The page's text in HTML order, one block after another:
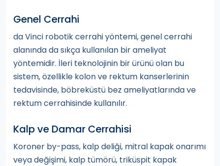
Genel Cerrahi
da Vinci robotik cerrahi yöntemi, genel cerrahi
alanında da sıkça kullanılan bir ameliyat
yöntemidir. İleri teknolojinin bir ürünü olan bu
sistem, özellikle kolon ve rektum kanserlerinin
tedavisinde, böbreküstü bez ameliyatlarında ve
rektum cerrahisinde kullanılır.
Kalp ve Damar Cerrahisi
Koroner by-pass, kalp deliği, mitral kapak onarımı
veya değişimi, kalp tümörü, triküspit kapak